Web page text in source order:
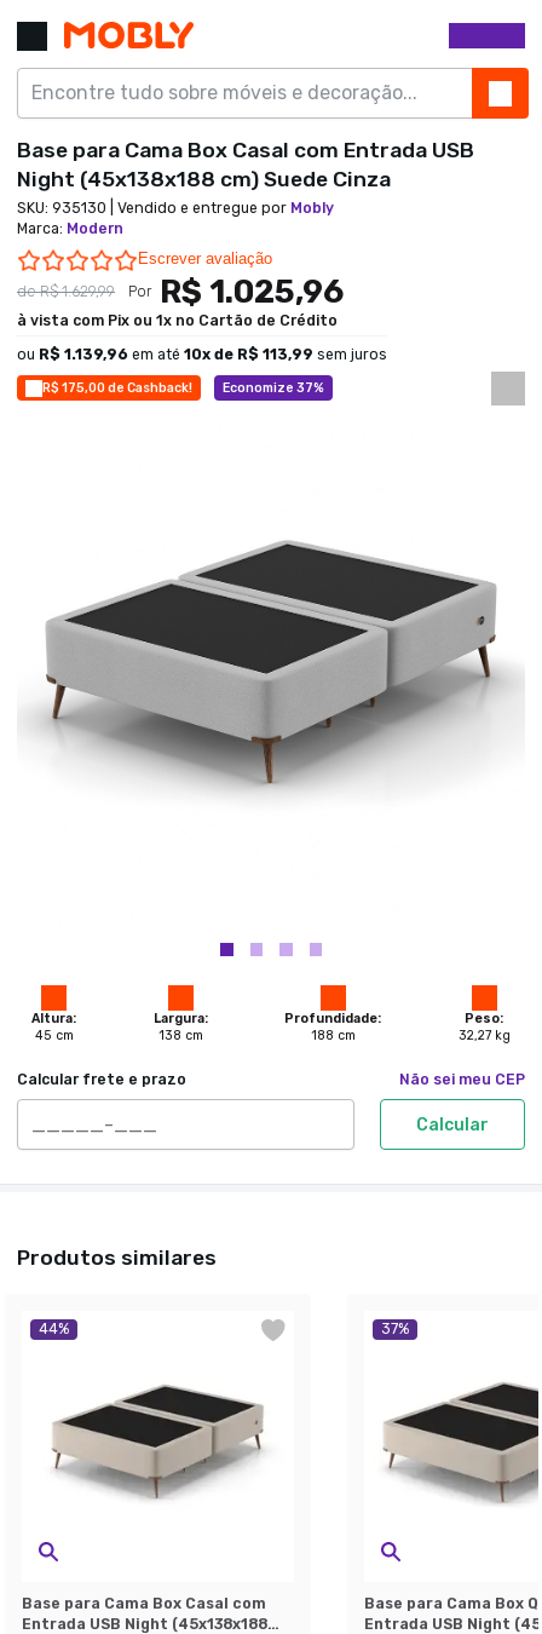
R$ 175,00 de Cashback! Economize 37%
Altura:
45 cm
Largura:
138 cm
Profundidade:
188 cm
Peso:
32,27 kg
Calcular frete e prazo Não sei meu CEP
Calcular
Base para Cama Box Casal com Entrada USB
Night (45x138x188 cm) Suede Cinza
SKU: 935130 | Vendido e entregue por Mobly
Marca: Modern
0.0 star rating
Escrever avaliação
deR$ 1.629,99 Por R$ 1.025,96
à vista com Pix ou 1x no Cartão de Crédito
ou R$ 1.139,96 em até 10x de R$ 113,99 sem juros
Produtos similares
44%
Base para Cama Box Casal com
Entrada USB Night (45x138x188
37%
Base para Cama Box
Entrada USB Night